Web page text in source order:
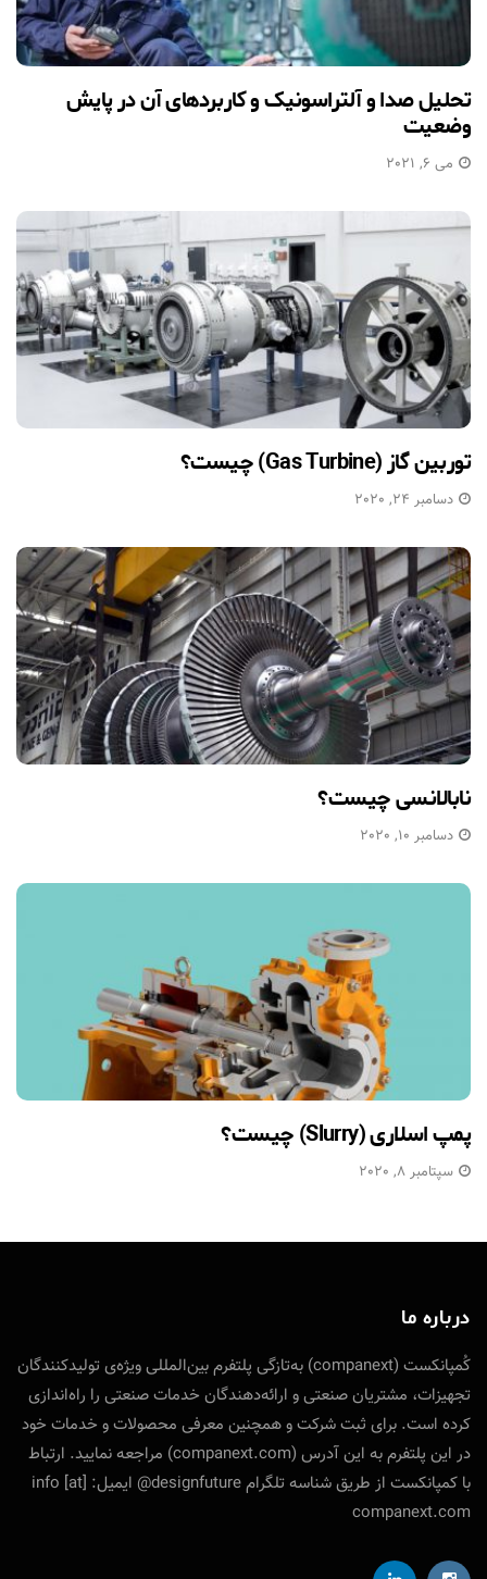
تحلیل صدا و آلتراسونیک و کاربردهای آن در پایش
وضعیت
می 6, 2021
توربین گاز (Gas Turbine) چیست؟
دسامبر 24, 2020
نابالانسی چیست؟
دسامبر 10, 2020
پمپ اسلاری (Slurry) چیست؟
سپتامبر 8, 2020
درباره ما
کُمپانکست (companext) به‌تازگی پلتفرم بین‌المللی ویژه‌ی تولید‌کنندگان
تجهیزات، مشتریان صنعتی و ارائه‌دهندگان خدمات صنعتی را راه‌اندازی
کرده است. برای ثبت شرکت و همچنین معرفی محصولات و خدمات خود
در این پلتفرم به این آدرس (companext.com) مراجعه نمایید. ارتباط
با کمپانکست از طریق شناسه تلگرام designfuture@ ایمیل: info [at]
companext.com